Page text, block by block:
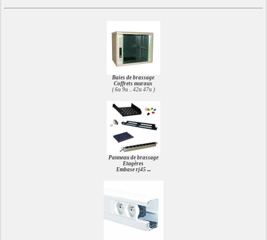
Baies de brassage
Coffrets muraux
( 6u 9u .. 42u 47u )
Panneau de brassage
Etagères
Embase rj45 ...